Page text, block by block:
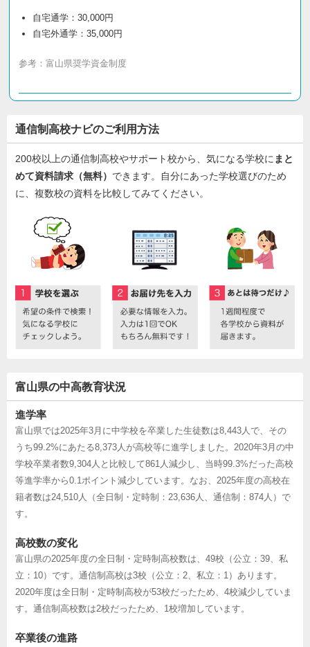
自宅通学：30,000円
自宅外通学：35,000円
参考： 富山県奨学資金制度
通信制高校ナビのご利用方法
200校以上の通信制高校やサポート校から、気になる学校に まと
めて資料請求（無料） できます。自分にあった学校選びのため
に、複数校の資料を比較してみてください。
富山県の中高教育状況
進学率
富山県では2025年3月に中学校を卒業した生徒数は8,443人で、その
うち99.2%にあたる8,373人が高校等に進学しました。2020年3月の中
学校卒業者数9,304人と比較して861人減少し、当時99.3%だった高校
等進学率から0.1ポイント減少しています。なお、2025年度の高校在
籍者数は24,510人（全日制・定時制：23,636人、通信制：874人）で
す。
高校数の変化
富山県の2025年度の全日制・定時制高校数は、49校（公立：39、私
立：10）です。通信制高校は3校（公立：2、私立：1）あります。
2020年度は全日制・定時制高校が53校だったため、4校減少していま
す。通信制高校数は2校だったため、1校増加しています。
卒業後の進路